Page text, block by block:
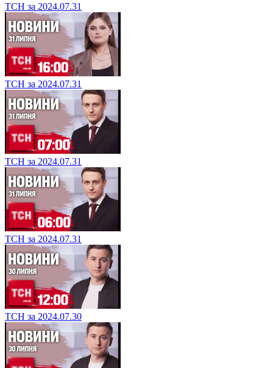
ТСН за 2024.07.31
ТСН за 2024.07.31
ТСН за 2024.07.31
ТСН за 2024.07.31
ТСН за 2024.07.30